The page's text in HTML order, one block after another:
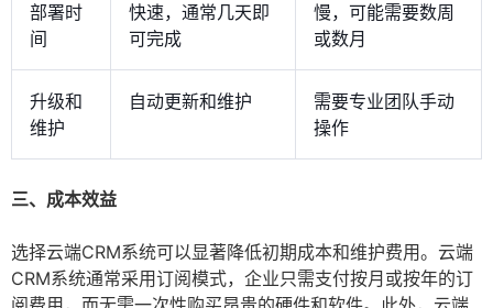
部署时
间
快速，通常几天即
可完成
慢，可能需要数周
或数月
升级和
维护
自动更新和维护
需要专业团队手动
操作
三、成本效益
选择云端CRM系统可以显著降低初期成本和维护费用。云端
CRM系统通常采用订阅模式，企业只需支付按月或按年的订